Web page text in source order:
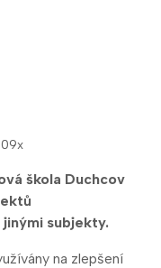
škola Duchcov
jinými subjekty.
na zlepšení